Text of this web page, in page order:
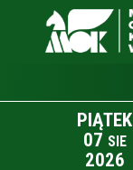
PIĄTEK
07 SIE
2026